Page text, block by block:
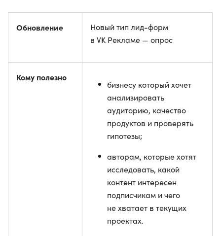
Обновление
Новый тип лид-форм
в VK Рекламе — опрос
Кому полезно
бизнесу который хочет
анализировать
аудиторию, качество
продуктов и проверять
гипотезы;
авторам, которые хотят
исследовать, какой
контент интересен
подписчикам и чего
не хватает в текущих
проектах.